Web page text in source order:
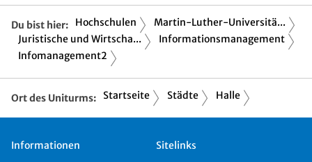
Du bist hier: Hochschulen
Martin-Luther-Universitä...
Juristische und Wirtscha...
Informationsmanagement
Infomanagement2
Ort des Uniturms: Startseite Städte Halle
Informationen
Sitelinks